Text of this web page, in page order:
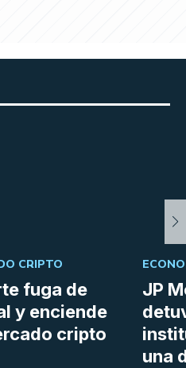
fuga de
y enciende
cripto
CRIPTO
JP
una